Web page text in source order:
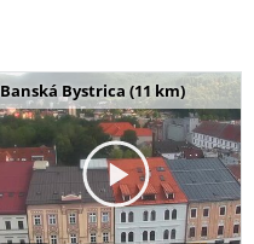
Banská Bystrica (11 km)